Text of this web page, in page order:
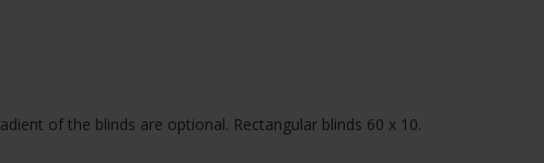
Czech - Czech Republic
of the blinds are optional. Rectangular blinds 60 x 10.